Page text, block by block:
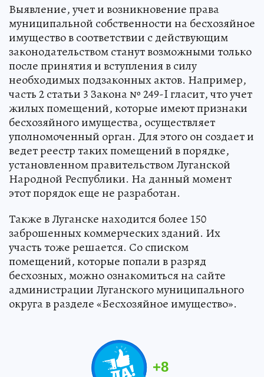
Выявление, учет и возникновение права
муниципальной собственности на бесхозяйное
имущество в соответствии с действующим
законодательством станут возможными только
после принятия и вступления в силу
необходимых подзаконных актов. Например,
часть 2 статьи 3 Закона № 249-I гласит, что учет
жилых помещений, которые имеют признаки
бесхозяйного имущества, осуществляет
уполномоченный орган. Для этого он создает и
ведет реестр таких помещений в порядке,
установленном правительством Луганской
Народной Республики. На данный момент
этот порядок еще не разработан.
Также в Луганске находится более 150
заброшенных коммерческих зданий. Их
участь тоже решается. Со списком
помещений, которые попали в разряд
бесхозных, можно ознакомиться на сайте
администрации Луганского муниципального
округа в разделе «Бесхозяйное имущество».
+8